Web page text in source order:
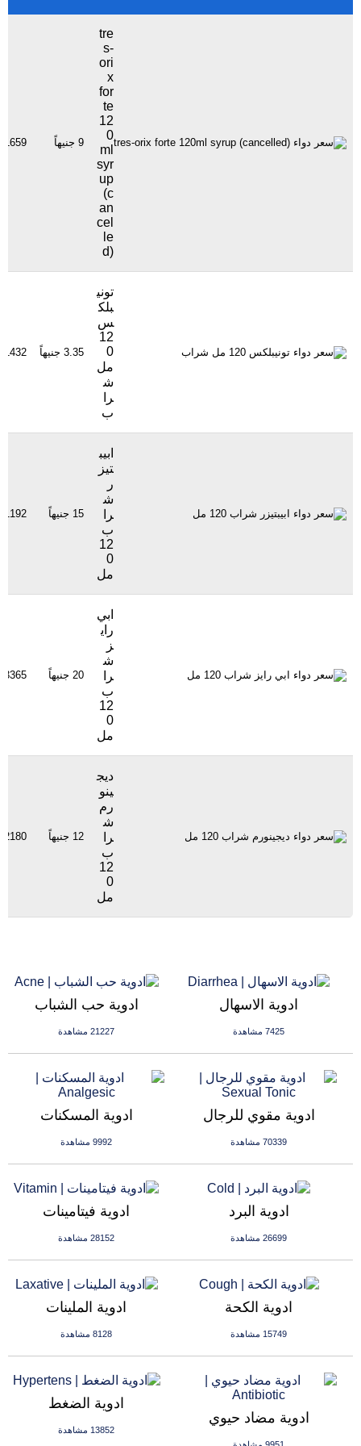
tre
s-
ori
x
for
te
12
0
ml
syr
up
(c
an
cel
le
d)
9 جنيهاً 1659 مشاهدة
توني
بلك
س
12
0
مل
ش
را
ب
3.35 جنيهاً 1432 مشاهدة
ابيب
تيز
ر
ش
را
ب
12
0
مل
15 جنيهاً 1192 مشاهدة
ابي
راي
ز
ش
را
ب
12
0
مل
20 جنيهاً 3365 مشاهدة
ديج
ينو
رم
ش
را
ب
12
0
مل
12 جنيهاً 2180 مشاهدة
ادوية حب الشباب
21227 مشاهدة
ادوية الاسهال
7425 مشاهدة
ادوية المسكنات
9992 مشاهدة
ادوية مقوي للرجال
70339 مشاهدة
ادوية فيتامينات
28152 مشاهدة
ادوية البرد
26699 مشاهدة
ادوية الملينات
8128 مشاهدة
ادوية الكحة
15749 مشاهدة
ادوية الضغط
13852 مشاهدة
ادوية مضاد حيوي